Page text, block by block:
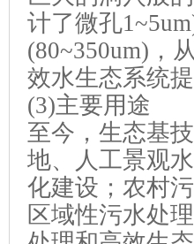
计了微孔
(80~350um)，
效水生态系统
(3)主要用途
至今，生态基
地、人工景观
化建设；农村
区域性污水处